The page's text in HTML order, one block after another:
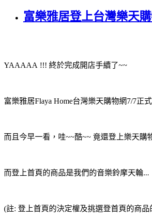
富樂雅居登上台灣樂天
YAAAAA !!! 終於完成開店手續了~~
富樂雅居Flaya Home台灣樂天購物網7/7正
而且今早一看，哇~~酷~~ 竟還登上樂天購
而登上首頁的商品是我們的音樂鈴摩天輪...
(註: 登上首頁的決定權及挑選登首頁的商